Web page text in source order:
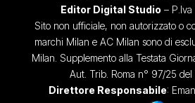
Editor Digital Studio –
Sito non ufficiale, non autorizzato o
marchi Milan e AC Milan sono di
Milan. Supplemento alla Testata
Aut. Trib. Roma n° 97/25
Direttore Responsabile: